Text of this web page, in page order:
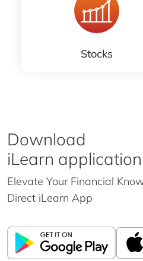
Stocks
Download
iLearn application
Elevate Your Financial
Direct iLearn App